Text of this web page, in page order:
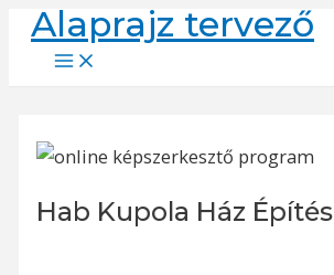
SkipAlaprajz tervező
Main
Menu
Hab Kupola Ház Építés